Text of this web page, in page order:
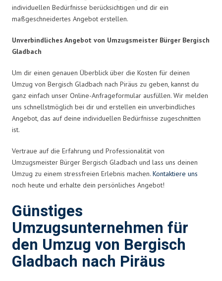
individuellen Bedürfnisse berücksichtigen und dir ein
maßgeschneidertes Angebot erstellen.
Unverbindliches Angebot von Umzugsmeister Bürger Bergisch
Gladbach
Um dir einen genauen Überblick über die Kosten für deinen
Umzug von Bergisch Gladbach nach Piräus zu geben, kannst du
ganz einfach unser Online-Anfrageformular ausfüllen. Wir melden
uns schnellstmöglich bei dir und erstellen ein unverbindliches
Angebot, das auf deine individuellen Bedürfnisse zugeschnitten
ist.
Vertraue auf die Erfahrung und Professionalität von
Umzugsmeister Bürger Bergisch Gladbach und lass uns deinen
Umzug zu einem stressfreien Erlebnis machen. Kontaktiere uns
noch heute und erhalte dein persönliches Angebot!
Günstiges
Umzugsunternehmen für
den Umzug von Bergisch
Gladbach nach Piräus